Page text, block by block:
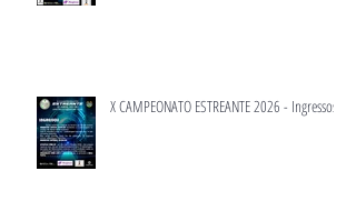
X CAMPEONATO ESTREANTE 2026 - Ingressos